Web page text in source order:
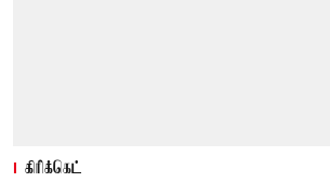
கிரிக்கெட்